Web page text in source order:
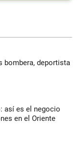
bombera, deportista
así es el negocio
en el Oriente